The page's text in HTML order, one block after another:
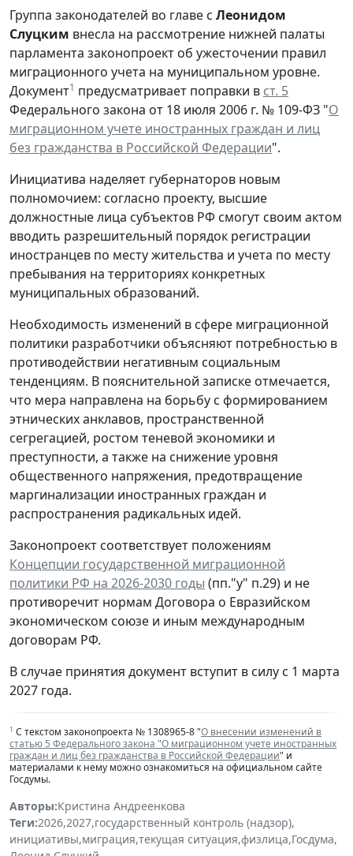
Группа законодателей во главе с Леонидом
Слуцким внесла на рассмотрение нижней палаты
парламента законопроект об ужесточении правил
миграционного учета на муниципальном уровне.
Документ1 предусматривает поправки в ст. 5
Федерального закона от 18 июля 2006 г. № 109-ФЗ "О
миграционном учете иностранных граждан и лиц
без гражданства в Российской Федерации".
Инициатива наделяет губернаторов новым
полномочием: согласно проекту, высшие
должностные лица субъектов РФ смогут своим актом
вводить разрешительный порядок регистрации
иностранцев по месту жительства и учета по месту
пребывания на территориях конкретных
муниципальных образований.
Необходимость изменений в сфере миграционной
политики разработчики объясняют потребностью в
противодействии негативным социальным
тенденциям. В пояснительной записке отмечается,
что мера направлена на борьбу с формированием
этнических анклавов, пространственной
сегрегацией, ростом теневой экономики и
преступности, а также на снижение уровня
общественного напряжения, предотвращение
маргинализации иностранных граждан и
распространения радикальных идей.
Законопроект соответствует положениям
Концепции государственной миграционной
политики РФ на 2026-2030 годы (пп."у" п.29) и не
противоречит нормам Договора о Евразийском
экономическом союзе и иным международным
договорам РФ.
В случае принятия документ вступит в силу с 1 марта
2027 года.
1 С текстом законопроекта № 1308965-8 "О внесении изменений в
статью 5 Федерального закона "О миграционном учете иностранных
граждан и лиц без гражданства в Российской Федерации" и
материалами к нему можно ознакомиться на официальном сайте
Госдумы.
Авторы:Кристина Андреенкова
Теги:2026,2027,государственный контроль (надзор),
инициативы,миграция,текущая ситуация,физлица,Госдума,